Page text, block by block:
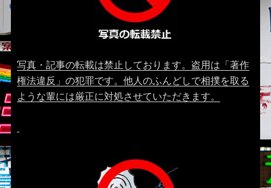
写真・記事の転載は禁止しております。盗用は「著作
権法違反」の犯罪です。他人のふんどしで相撲を取る
ような輩には厳正に対処させていただきます。